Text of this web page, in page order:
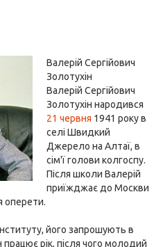
Валерій Сергійович
Золотухін
Валерій Сергійович
Золотухін народився
21 червня 1941 року в
селі Швидкий
Джерело на Алтаї, в
сім'ї голови колгоспу.
Після школи Валерій
приїжджає до Москви
оперети.
його запрошують в
працює рік, після чого молодий